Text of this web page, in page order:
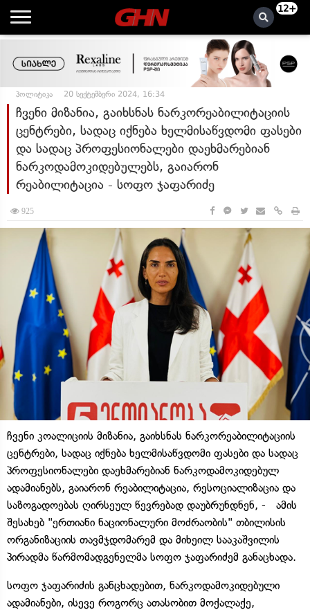
12+
პოლიტიკა 20 სექტემბერი 2024, 16:34
ჩვენი მიზანია, გაიხსნას ნარკორეაბილიტაციის
ცენტრები, სადაც იქნება ხელმისაწვდომი ფასები
და სადაც პროფესიონალები დაეხმარებიან
ნარკოდამოკიდებულებს, გაიარონ
რეაბილიტაცია - სოფო ჯაფარიძე
925
ჩვენი კოალიციის მიზანია, გაიხსნას ნარკორეაბილიტაციის
ცენტრები, სადაც იქნება ხელმისაწვდომი ფასები და სადაც
პროფესიონალები დაეხმარებიან ნარკოდამოკიდებულ
ადამიანებს, გაიარონ რეაბილიტაცია, რესოციალიზაცია და
საზოგადოებას ღირსეულ წევრებად დაუბრუნდნენ, - ამის
შესახებ "ერთიანი ნაციონალური მოძრაობის" თბილისის
ორგანიზაციის თავმჯდომარემ და მიხეილ სააკაშვილის
პირადმა წარმომადგენელმა სოფო ჯაფარიძემ განაცხადა.
სოფო ჯაფარიძის განცხადებით, ნარკოდამოკიდებული
ადამიანები, ისევე როგორც ათასობით მოქალაქე,